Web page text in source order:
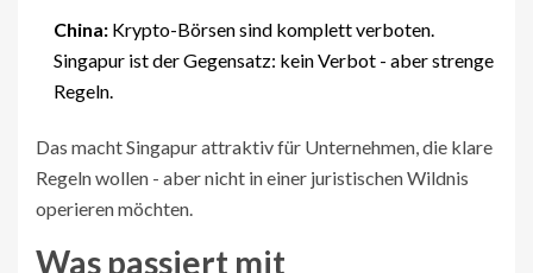
China: Krypto-Börsen sind komplett verboten.
Singapur ist der Gegensatz: kein Verbot - aber strenge
Regeln.
Das macht Singapur attraktiv für Unternehmen, die klare
Regeln wollen - aber nicht in einer juristischen Wildnis
operieren möchten.
Was passiert mit